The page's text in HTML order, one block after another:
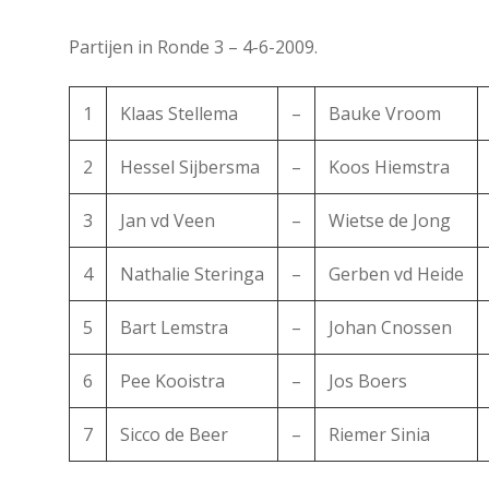
Partijen in Ronde 3 – 4-6-2009.
1 Klaas Stellema – Bauke Vroom
2 Hessel Sijbersma – Koos Hiemstra
3 Jan vd Veen – Wietse de Jong
4 Nathalie Steringa – Gerben vd Heide
5 Bart Lemstra – Johan Cnossen
6 Pee Kooistra – Jos Boers
7 Sicco de Beer – Riemer Sinia